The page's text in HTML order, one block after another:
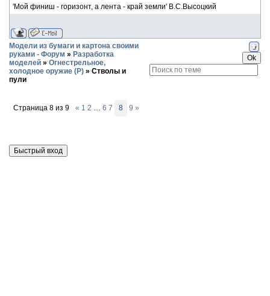
'Мой финиш - горизонт, а лента - край земли' В.С.Высоцкий
Модели из бумаги и картона своими
руками - Форум » Разработка
моделей » Огнестрельное,
холодное оружие (Р) » Стволы и
пули
Страница 8 из 9 « 1 2 … 6 7 8 9 »